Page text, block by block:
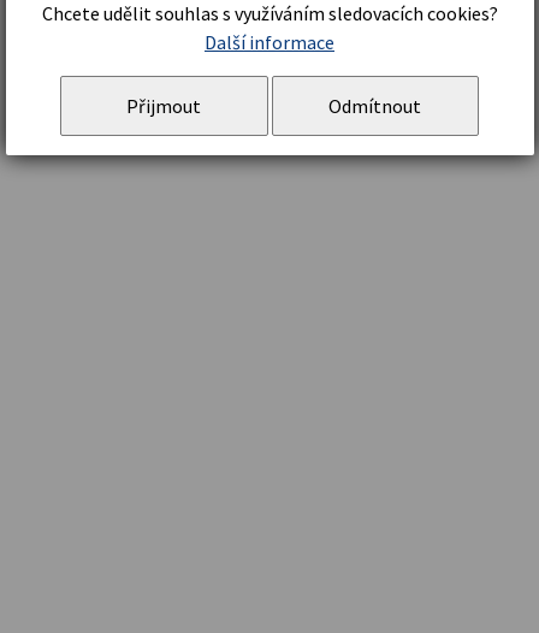
Chcete udělit souhlas s využíváním sledovacích cookies?
Další informace
Přijmout Odmítnout